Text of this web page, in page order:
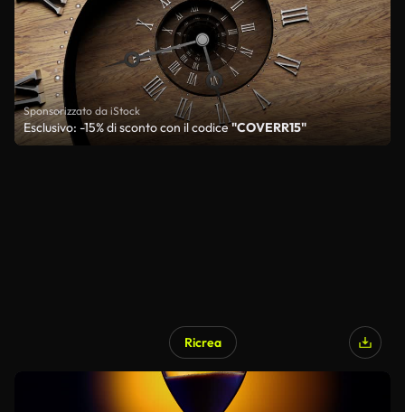
Sponsorizzato da iStock
Esclusivo: -15% di sconto con il codice"COVERR15"
Ricrea